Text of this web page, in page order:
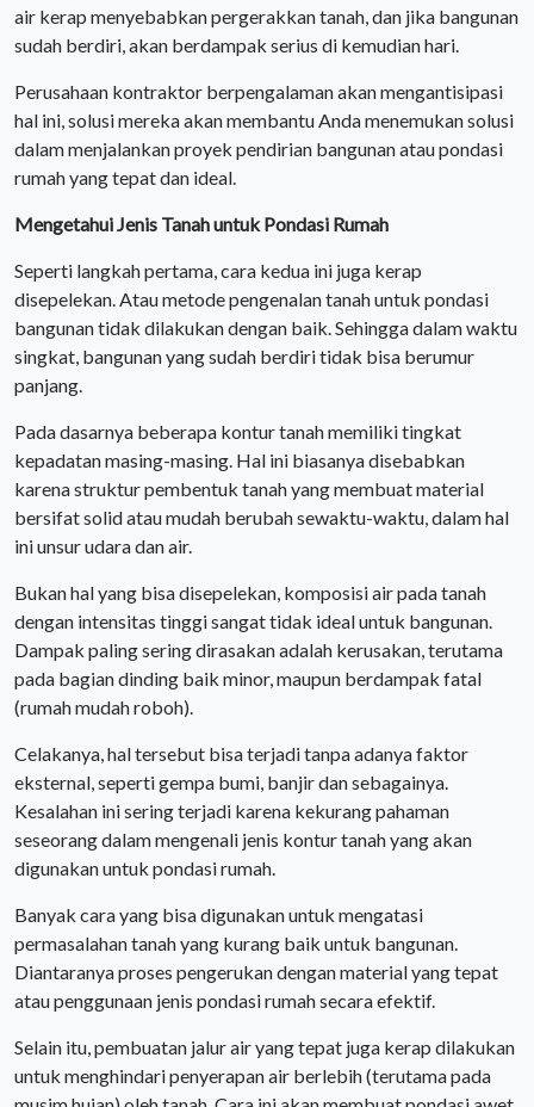
air kerap menyebabkan pergerakkan tanah, dan jika bangunan
sudah berdiri, akan berdampak serius di kemudian hari.
Perusahaan kontraktor berpengalaman akan mengantisipasi
hal ini, solusi mereka akan membantu Anda menemukan solusi
dalam menjalankan proyek pendirian bangunan atau pondasi
rumah yang tepat dan ideal.
Mengetahui Jenis Tanah untuk Pondasi Rumah
Seperti langkah pertama, cara kedua ini juga kerap
disepelekan. Atau metode pengenalan tanah untuk pondasi
bangunan tidak dilakukan dengan baik. Sehingga dalam waktu
singkat, bangunan yang sudah berdiri tidak bisa berumur
panjang.
Pada dasarnya beberapa kontur tanah memiliki tingkat
kepadatan masing-masing. Hal ini biasanya disebabkan
karena struktur pembentuk tanah yang membuat material
bersifat solid atau mudah berubah sewaktu-waktu, dalam hal
ini unsur udara dan air.
Bukan hal yang bisa disepelekan, komposisi air pada tanah
dengan intensitas tinggi sangat tidak ideal untuk bangunan.
Dampak paling sering dirasakan adalah kerusakan, terutama
pada bagian dinding baik minor, maupun berdampak fatal
(rumah mudah roboh).
Celakanya, hal tersebut bisa terjadi tanpa adanya faktor
eksternal, seperti gempa bumi, banjir dan sebagainya.
Kesalahan ini sering terjadi karena kekurang pahaman
seseorang dalam mengenali jenis kontur tanah yang akan
digunakan untuk pondasi rumah.
Banyak cara yang bisa digunakan untuk mengatasi
permasalahan tanah yang kurang baik untuk bangunan.
Diantaranya proses pengerukan dengan material yang tepat
atau penggunaan jenis pondasi rumah secara efektif.
Selain itu, pembuatan jalur air yang tepat juga kerap dilakukan
untuk menghindari penyerapan air berlebih (terutama pada